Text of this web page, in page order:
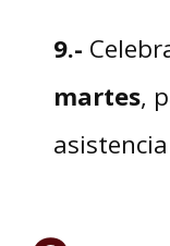
9.-
martes,